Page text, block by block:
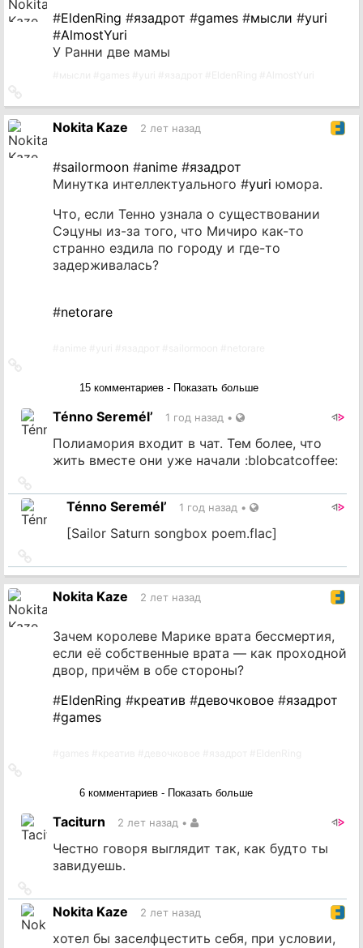
#EldenRing #язадрот #games #мысли #yuri
#AlmostYuri
У Ранни две мамы
на
источникNokita Kaze 2 лет назад
#sailormoon #anime #язадрот
Минутка интеллектуального #yuri юмора.
Что, если Тенно узнала о существовании
Сэцуны из-за того, что Мичиро как-то
странно ездила по городу и где-то
задерживалась?
#netorare
15 комментариев - Показать больше
Ténno Seremél’ 1 год назад •
Полиамория входит в чат. Тем более, что
жить вместе они уже начали :blobcatcoffee:
на
источникTénno Seremél’ 1 год назад •
[Sailor Saturn songbox poem.flac]
на
источник
Nokita Kaze 2 лет назад
Зачем королеве Марике врата бессмертия,
если её собственные врата — как проходной
двор, причём в обе стороны?
#EldenRing #креатив #девочковое #язадрот
#games
6 комментариев - Показать больше
Taciturn 2 лет назад •
Честно говоря выглядит так, как будто ты
завидуешь.
на
источник
Nokita Kaze 2 лет назад
хотел бы заселфцестить себя, при условии,